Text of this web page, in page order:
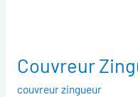
Couvreur
couvreur zingueur
Couvreur